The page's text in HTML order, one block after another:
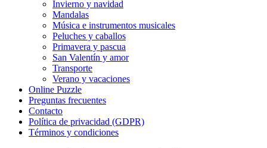
San Valentín y amor
Verano y vacaciones
Libros para colorear para niños
Sin categorizar
Invierno y navidad
Mandalas
Música e instrumentos musicales
Peluches y caballos
Primavera y pascua
San Valentín y amor
Transporte
Verano y vacaciones
Online Puzzle
Preguntas frecuentes
Contacto
Política de privacidad (GDPR)
Términos y condiciones